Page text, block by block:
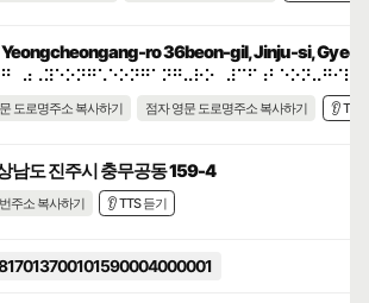
ro 36beon-gil, Jinju-si,
도로명주소 복사하기 점자 영문 도로명주소 복사하기 👂 TTS
남도 진주시 충무공동 159-4
주소 복사하기 👂 TTS 듣기